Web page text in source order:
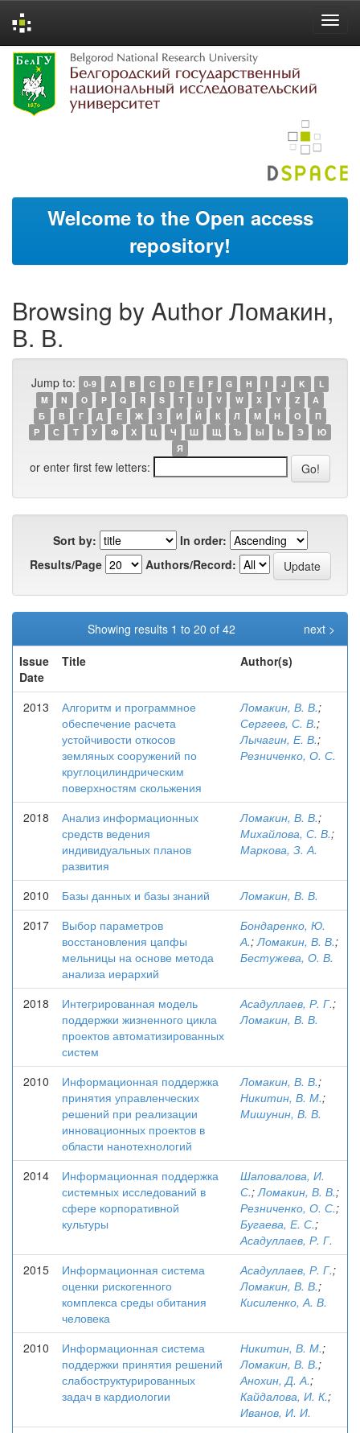
Skip
navigation
Welcome to the Open access
repository!
Browsing by Author Ломакин,
В. В.
Jump to: 0-9 A B C D E F G H I J K
L
M
N O P Q R S T U V W X Y Z
А
Б
В Г Д Е Ж З И Й К Л М Н О
П
Р
С Т У Ф Х Ц Ч Ш Щ Ъ Ы Ь Э
Ю
Я
or enter first few letters:
Sort by:
In order:
Results/Page
Authors/Record:
Showing results 1 to 20 of 42
next >
Issue
Date
Title Author(s)
2013
Алгоритм и программное
обеспечение расчета
устойчивости откосов
земляных сооружений по
круглоцилиндрическим
поверхностям скольжения
Ломакин, В. В.;
Сергеев, С. В.;
Лычагин, Е. В.;
Резниченко, О. С.
2018
Анализ информационных
средств ведения
индивидуальных планов
развития
Ломакин, В. В.;
Михайлова, С. В.;
Маркова, З. А.
2010 Базы данных и базы знаний
Ломакин, В. В.
2017
Выбор параметров
восстановления цапфы
мельницы на основе метода
анализа иерархий
Бондаренко, Ю.
А.;Ломакин, В. В.;
Бестужева, О. В.
2018
Интегрированная модель
поддержки жизненного цикла
проектов автоматизированных
систем
Асадуллаев, Р. Г.;
Ломакин, В. В.
2010
Информационная поддержка
принятия управленческих
решений при реализации
инновационных проектов в
области нанотехнологий
Ломакин, В. В.;
Никитин, В. М.;
Мишунин, В. В.
2014
Информационная поддержка
системных исследований в
сфере корпоративной
культуры
Шаповалова, И.
С.;Ломакин, В. В.;
Резниченко, О. С.;
Бугаева, Е. С.;
Асадуллаев, Р. Г.
2015
Информационная система
оценки рискогенного
комплекса среды обитания
человека
Асадуллаев, Р. Г.;
Ломакин, В. В.;
Кисиленко, А. В.
2010
Информационная система
поддержки принятия решений
слабоструктурированных
задач в кардиологии
Никитин, В. М.;
Ломакин, В. В.;
Анохин, Д. А.;
Кайдалова, И. К.;
Иванов, И. И.